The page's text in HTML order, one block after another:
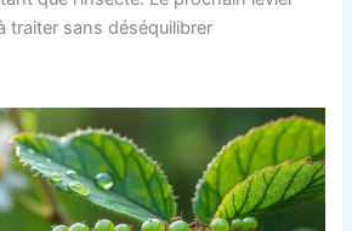
traiter sans déséquilibrer